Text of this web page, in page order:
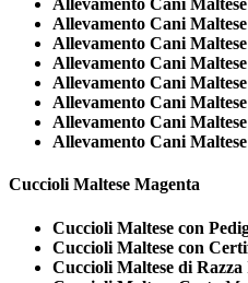
Allevamento Cani
Allevamento Cani
Allevamento Cani
Allevamento Cani
Allevamento Cani
Allevamento Cani
Allevamento Cani
Allevamento Cani Maltese
Cuccioli Maltese Magenta
Cuccioli Maltese con
Cuccioli Maltese con
Cuccioli Maltese di Razza